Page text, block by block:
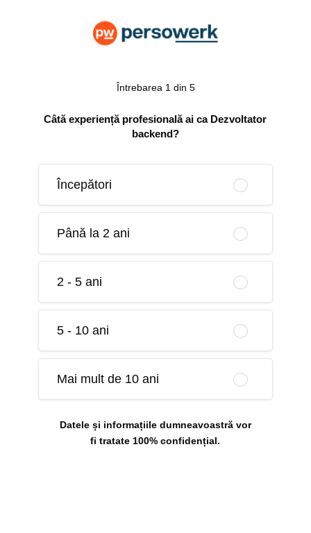
Întrebarea 1 din 5
Câtă experiență profesională ai ca Dezvoltator
backend?
Începători
Până la 2 ani
2 - 5 ani
5 - 10 ani
Mai mult de 10 ani
Datele și informațiile dumneavoastră vor
fi tratate 100% confidențial.